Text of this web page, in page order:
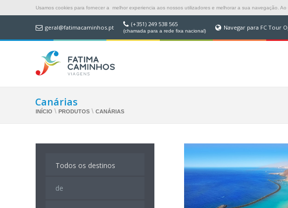
Usamos cookies para fornecer a melhor experiencia aos nossos utilizadores e melhorar a sua navegação.
geral@fatimacaminhos.pt (+351) 249 538 565
(chamada para a rede fixa nacional) Navegar para FC Tour
Canárias
INÍCIO \ PRODUTOS \ CANÁRIAS